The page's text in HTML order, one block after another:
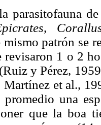
parasitofauna
,
mismo patrón se
revisaron 1 o 2
y Pérez,
et al.,
promedio una
que la boa